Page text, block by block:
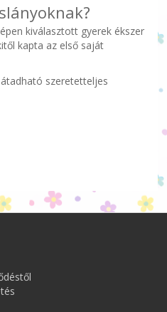
kiválasztott gyerek ékszer
kapta az első saját
szeretetteljes